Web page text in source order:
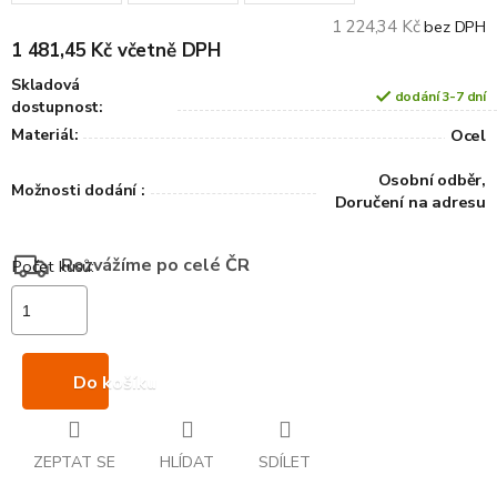
1 224,34 Kčbez DPH
1 481,45 Kč včetně DPH
Skladová
dostupnost:
dodání 3-7 dní
Materiál: Ocel
Možnosti dodání :
Osobní odběr,
Doručení na adresu
Rozvážíme po celé ČR
Do košíku
ZEPTAT SE HLÍDAT SDÍLET